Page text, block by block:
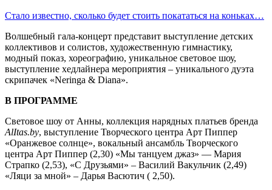
Стало известно, сколько будет стоить покататься на коньках…
Волшебный гала-концерт представит выступление детских
коллективов и солистов, художественную гимнастику,
модный показ, хореографию, уникальное световое шоу,
выступление хедлайнера мероприятия – уникального дуэта
скрипачек «Neringa & Diana».
В ПРОГРАММЕ
Световое шоу от Анны, коллекция нарядных платьев бренда
AlItas.by, выступление Творческого центра Арт Пиппер
«Оранжевое солнце», вокальный ансамбль Творческого
центра Арт Пиппер (2,30) «Мы танцуем джаз» — Мария
Страпко (2,53), «С Друзьями» – Василий Вакульчик (2,49)
«Ляци за мной» – Дарья Васютич ( 2,50).